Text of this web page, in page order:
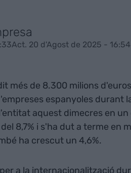
Act. 20 d'Agost de 2025 - 16:54
més de 8.300 milions
espanyoles durant
aquest dimecres en
8,7% i s'ha dut a terme en
ha crescut un 4,6%.
a la internacionalització